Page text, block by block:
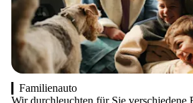
Familienauto